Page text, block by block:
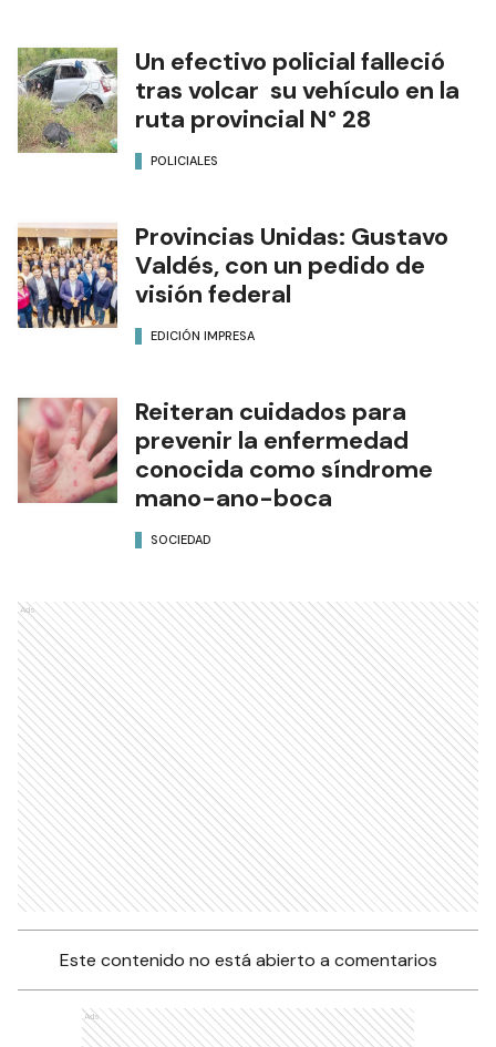
Un efectivo policial falleció
tras volcar su vehículo en la
ruta provincial N° 28
POLICIALES
Provincias Unidas: Gustavo
Valdés, con un pedido de
visión federal
EDICIÓN IMPRESA
Reiteran cuidados para
prevenir la enfermedad
conocida como síndrome
mano-ano-boca
SOCIEDAD
Ads
Este contenido no está abierto a comentarios
Ads